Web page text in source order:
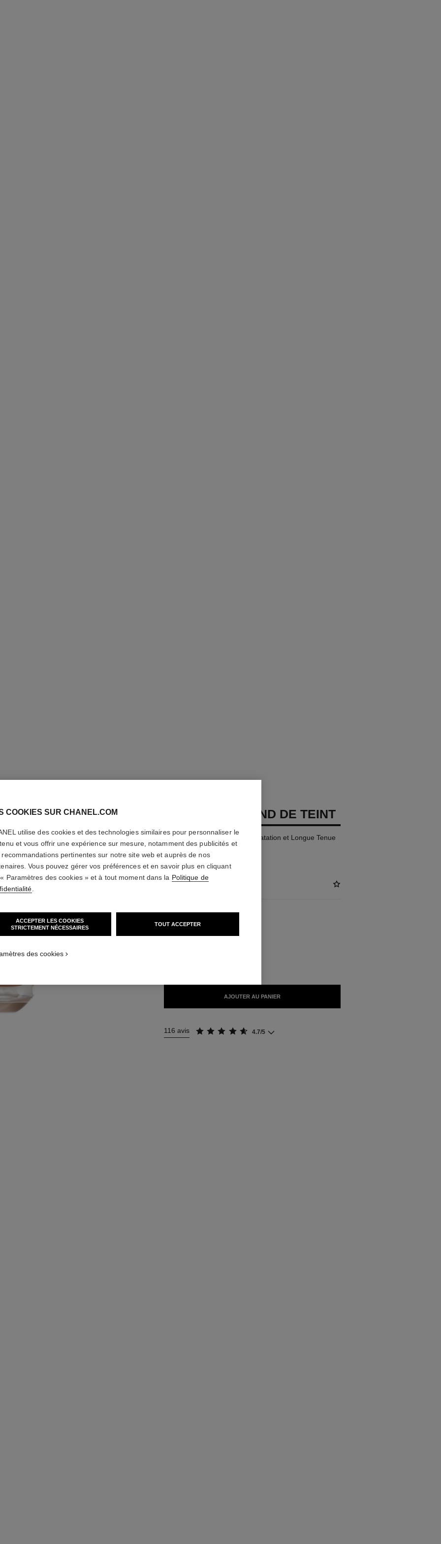
LES BEIGES FOND DE TEINT
Teint Belle Mine Naturelle Hydratation et Longue Tenue
En savoir plus
Réf. 184774
62 €(2066,67€/L)
AJOUTER AU PANIER
116 avis 4.7/5
COOKIES SUR CHANEL.COM
utilise des cookies et des technologies similaires pour personnaliser le
et vous offrir une expérience sur mesure, notamment des publicités et
recommandations pertinentes sur notre site web et auprès de nos
Vous pouvez gérer vos préférences et en savoir plus en cliquant
Paramètres des cookies » et à tout moment dans la Politique de
ACCEPTER LES COOKIES
STRICTEMENT NÉCESSAIRES
TOUT ACCEPTER
des cookies